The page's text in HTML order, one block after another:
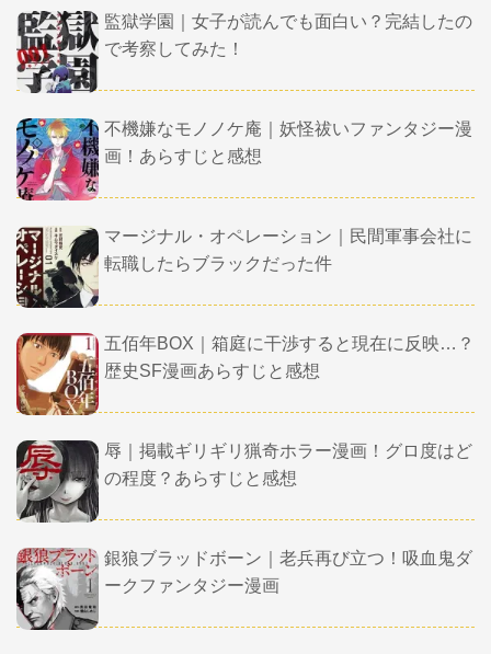
監獄学園｜女子が読んでも面白い？完結したの
で考察してみた！
不機嫌なモノノケ庵｜妖怪祓いファンタジー漫
画！あらすじと感想
マージナル・オペレーション｜民間軍事会社に
転職したらブラックだった件
五佰年BOX｜箱庭に干渉すると現在に反映…？
歴史SF漫画あらすじと感想
辱｜掲載ギリギリ猟奇ホラー漫画！グロ度はど
の程度？あらすじと感想
銀狼ブラッドボーン｜老兵再び立つ！吸血鬼ダ
ークファンタジー漫画